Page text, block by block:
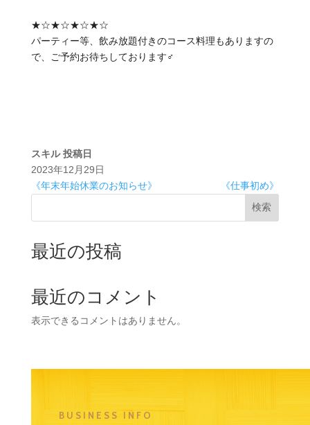
★☆★☆★☆★☆
パーティー等、飲み放題付きのコース料理もありますの
で、ご予約お待ちしております‍♂️
スキル 投稿日
2023年12月29日
《年末年始休業のお知らせ》
《仕事初め》
検索
最近の投稿
最近のコメント
表示できるコメントはありません。
BUSINESS INFO